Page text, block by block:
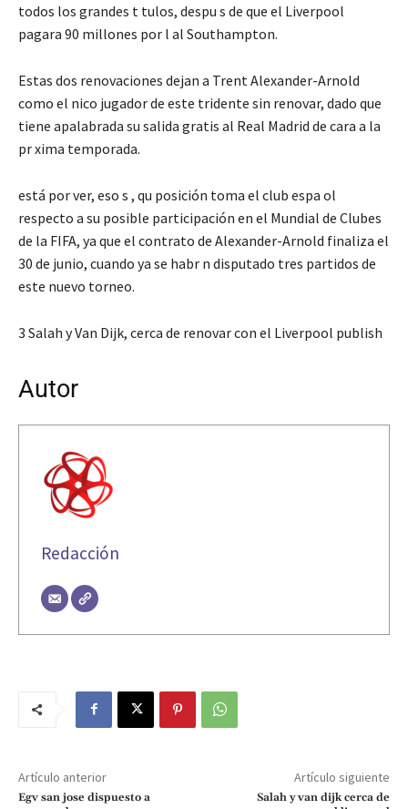
todos los grandes t tulos, despu s de que el Liverpool
pagara 90 millones por l al Southampton.
Estas dos renovaciones dejan a Trent Alexander-Arnold
como el nico jugador de este tridente sin renovar, dado que
tiene apalabrada su salida gratis al Real Madrid de cara a la
pr xima temporada.
está por ver, eso s , qu posición toma el club espa ol
respecto a su posible participación en el Mundial de Clubes
de la FIFA, ya que el contrato de Alexander-Arnold finaliza el
30 de junio, cuando ya se habr n disputado tres partidos de
este nuevo torneo.
3 Salah y Van Dijk, cerca de renovar con el Liverpool publish
Autor
Redacción
Artículo anterior
Egv san jose dispuesto a
Artículo siguiente
Salah y van dijk cerca de